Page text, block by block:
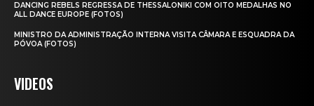
DANCING REBELS REGRESSA DE THESSALONIKI COM OITO MEDALHAS NO
ALL DANCE EUROPE (FOTOS)
MINISTRO DA ADMINISTRAÇÃO INTERNA VISITA CÂMARA E ESQUADRA DA
PÓVOA (FOTOS)
VIDEOS